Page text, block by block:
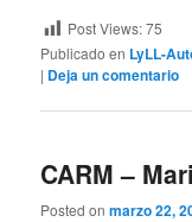
Post Views:75
Publicado en LyLL-
| Deja un comentario
CARM –
Posted onmarzo 22,